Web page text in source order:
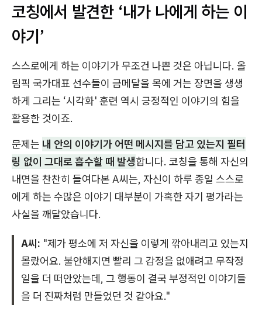
코칭에서 발견한 ‘내가 나에게 하는 이
야기’
스스로에게 하는 이야기가 무조건 나쁜 것은 아닙니다. 올
림픽 국가대표 선수들이 금메달을 목에 거는 장면을 생생
하게 그리는 ‘시각화' 훈련 역시 긍정적인 이야기의 힘을
활용한 것이죠.
문제는 내 안의 이야기가 어떤 메시지를 담고 있는지 필터
링 없이 그대로 흡수할 때 발생합니다. 코칭을 통해 자신의
내면을 찬찬히 들여다본 A씨는, 자신이 하루 종일 스스로
에게 하는 수많은 이야기 대부분이 가혹한 자기 평가라는
사실을 깨달았습니다.
A씨: "제가 평소에 저 자신을 이렇게 깎아내리고 있는지
몰랐어요. 불안해지면 빨리 그 감정을 없애려고 무작정
일을 더 떠안았는데, 그 행동이 결국 부정적인 이야기들
을 더 진짜처럼 만들었던 것 같아요."